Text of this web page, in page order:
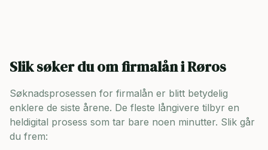
Slik søker du om firmalån iRøros
Søknadsprosessen for firmalån er blitt betydelig
enklere de siste årene. De fleste långivere tilbyr en
heldigital prosess som tar bare noen minutter. Slik går
du frem: